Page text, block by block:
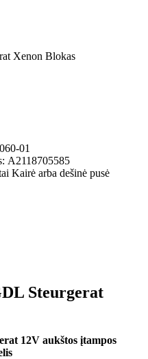
Xenon Blokas
01
A2118705585
Kairė arba dešinė pusė
Steurgerat
12V aukštos įtampos